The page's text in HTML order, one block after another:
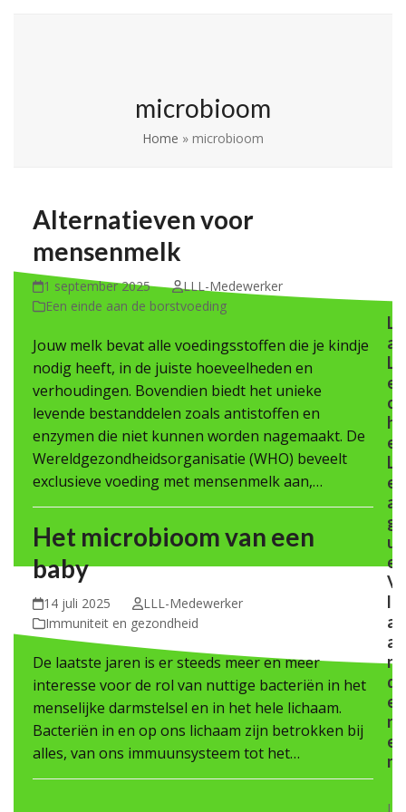
microbioom
Home » microbioom
Alternatieven voor
mensenmelk
1 september 2025
LLL-Medewerker
Een einde aan de borstvoeding
Jouw melk bevat alle voedingsstoffen die je kindje
nodig heeft, in de juiste hoeveelheden en
verhoudingen. Bovendien biedt het unieke
levende bestanddelen zoals antistoffen en
enzymen die niet kunnen worden nagemaakt. De
Wereldgezondheidsorganisatie (WHO) beveelt
exclusieve voeding met mensenmelk aan,…
Het microbioom van een
baby
14 juli 2025
LLL-Medewerker
Immuniteit en gezondheid
De laatste jaren is er steeds meer en meer
interesse voor de rol van nuttige bacteriën in het
menselijke darmstelsel en in het hele lichaam.
Bacteriën in en op ons lichaam zijn betrokken bij
alles, van ons immuunsysteem tot het…
L
a
L
e
c
h
e
L
e
a
g
u
e
V
l
a
a
n
d
e
r
e
n